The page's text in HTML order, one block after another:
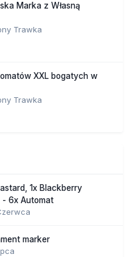
Marka z Własną
Trawka
XXL bogatych w
Trawka
1x Blackberry
- 6x Automat
marker